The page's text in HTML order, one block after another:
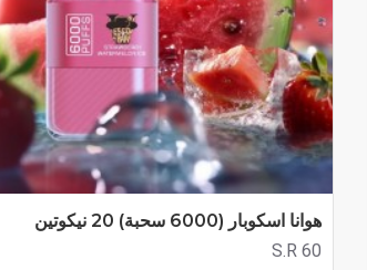
هوانا اسكوبار (6000 سحبة) 20 نيكوتين
S.R 60